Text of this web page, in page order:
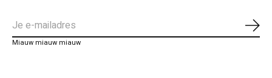
Miauw miauw miauw